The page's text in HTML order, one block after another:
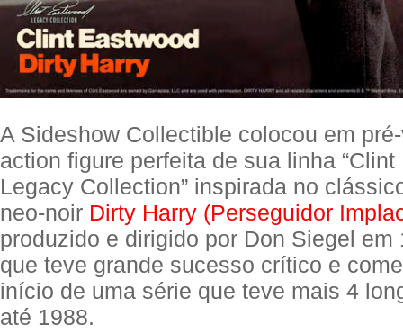
A Sideshow Collectible colocou em
action figure perfeita de sua linha “Clint
Legacy Collection” inspirada no
neo-noir Dirty Harry (Perseguidor
produzido e dirigido por Don Siegel em
que teve grande sucesso crítico e
início de uma série que teve mais 4
até 1988.